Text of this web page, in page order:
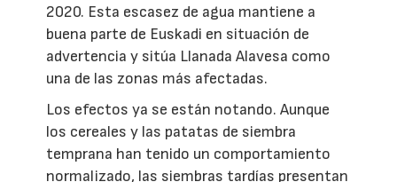
2020. Esta escasez de agua mantiene a
buena parte de Euskadi en situación de
advertencia y sitúa Llanada Alavesa como
una de las zonas más afectadas.
Los efectos ya se están notando. Aunque
los cereales y las patatas de siembra
temprana han tenido un comportamiento
normalizado, las siembras tardías presentan